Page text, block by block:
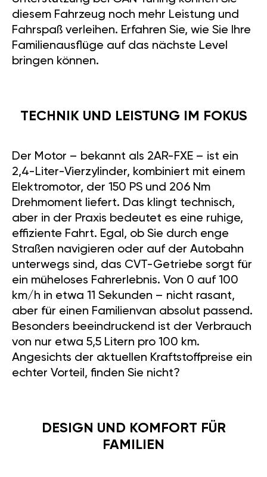
diesem Fahrzeug noch mehr Leistung und
Fahrspaß verleihen. Erfahren Sie, wie Sie Ihre
Familienausflüge auf das nächste Level
bringen können.
TECHNIK UND LEISTUNG IM FOKUS
Der Motor – bekannt als 2AR-FXE – ist ein
2,4-Liter-Vierzylinder, kombiniert mit einem
Elektromotor, der 150 PS und 206 Nm
Drehmoment liefert. Das klingt technisch,
aber in der Praxis bedeutet es eine ruhige,
effiziente Fahrt. Egal, ob Sie durch enge
Straßen navigieren oder auf der Autobahn
unterwegs sind, das CVT-Getriebe sorgt für
ein müheloses Fahrerlebnis. Von 0 auf 100
km/h in etwa 11 Sekunden – nicht rasant,
aber für einen Familienvan absolut passend.
Besonders beeindruckend ist der Verbrauch
von nur etwa 5,5 Litern pro 100 km.
Angesichts der aktuellen Kraftstoffpreise ein
echter Vorteil, finden Sie nicht?
DESIGN UND KOMFORT FÜR
FAMILIEN